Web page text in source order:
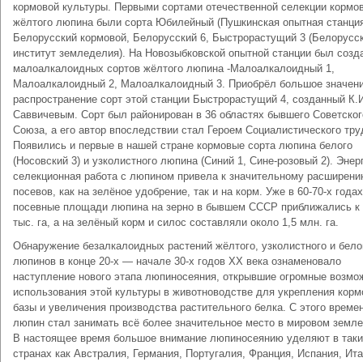
кормовой культуры. Первыми сортами отечественной селекции
жёлтого люпина были сорта Юбилейный (Пушкинская опытная
Белорусский кормовой, Белорусский 6, Быстрорастущий 3
институт земледелия). На Новозыбковской опытной станции был
малоалкалоидных сортов жёлтого люпина -Малоалкалоидный 1,
Малоалкалоидный 2, Малоалкалоидный 3. Приобрёл большое
распространение сорт этой станции Быстрорастущий 4, созданный
Саввичевым. Сорт был районирован в 36 областях бывшего
Союза, а его автор впоследствии стал Героем Социалистического
Появились и первые в нашей стране кормовые сорта люпина белого
(Носовский 3) и узколистного люпина (Синий 1, Сине-розовый 2).
селекционная работа с люпином привела к значительному
посевов, как на зелёное удобрение, так и на корм. Уже в 60-70-х годах
посевные площади люпина на зерно в бывшем СССР приближались к
тыс. га, а на зелёный корм и силос составляли около 1,5 млн. га.
Обнаружение безалкалоидных растений жёлтого, узколистного и
люпинов в конце 20-х — начале 30-х годов XX века ознаменовало
наступление нового этапа люпиносеяния, открывшие огромные
использования этой культуры в животноводстве для укрепления
базы и увеличения производства растительного белка. С этого
люпин стал занимать всё более значительное место в мировом
В настоящее время большое внимание люпиносеянию уделяют в
странах как Австралия, Германия, Португалия, Франция, Испания,